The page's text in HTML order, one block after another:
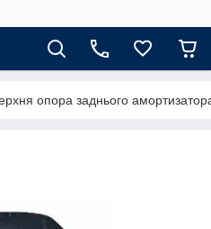
опора заднього